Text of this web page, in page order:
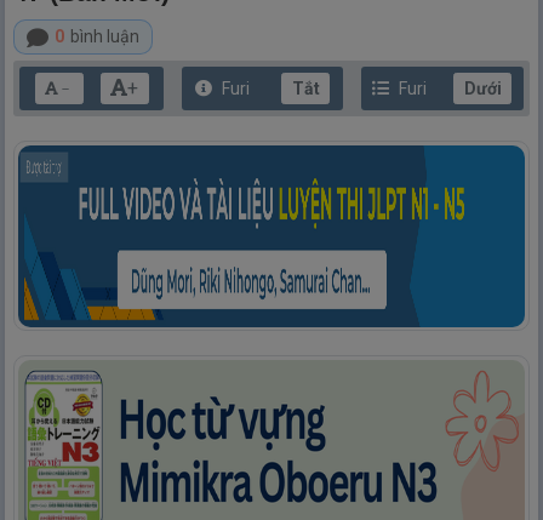
0 bình luận
－ + Furi Tắt Furi Dưới